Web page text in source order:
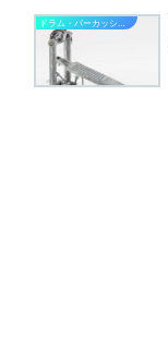
ドラム・パーカッション関連